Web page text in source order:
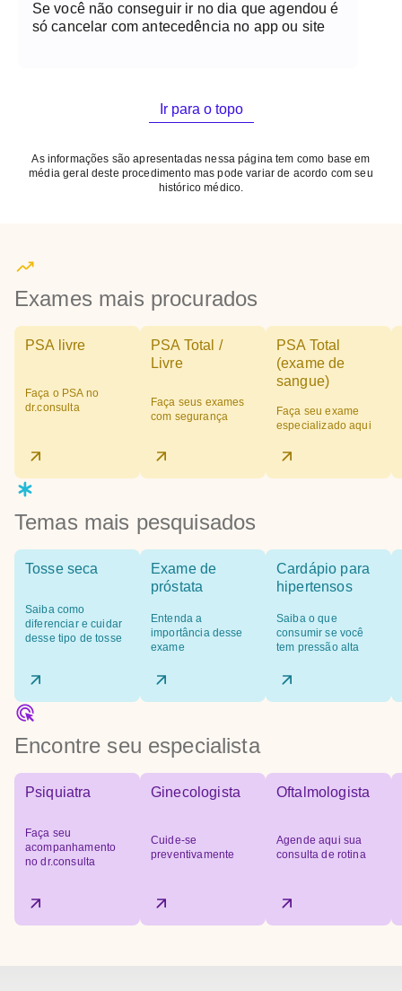
Se você não conseguir ir no dia que agendou é
só cancelar com antecedência no app ou site
Ir para o topo
As informações são apresentadas nessa página tem como base em
média geral deste procedimento mas pode variar de acordo com seu
histórico médico.
Exames mais procurados
PSA livre
Faça o PSA no
dr.consulta
PSA Total /
Livre
Faça seus exames
com segurança
PSA Total
(exame de
sangue)
Faça seu exame
especializado aqui
Temas mais pesquisados
Tosse seca
Saiba como
diferenciar e cuidar
desse tipo de tosse
Exame de
próstata
Entenda a
importância desse
exame
Cardápio para
hipertensos
Saiba o que
consumir se você
tem pressão alta
Encontre seu especialista
Psiquiatra
Faça seu
acompanhamento
no dr.consulta
Ginecologista
Cuide-se
preventivamente
Oftalmologista
Agende aqui sua
consulta de rotina